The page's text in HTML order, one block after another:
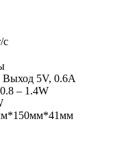
с
Выход 5V, 0.6А
– 1.4W